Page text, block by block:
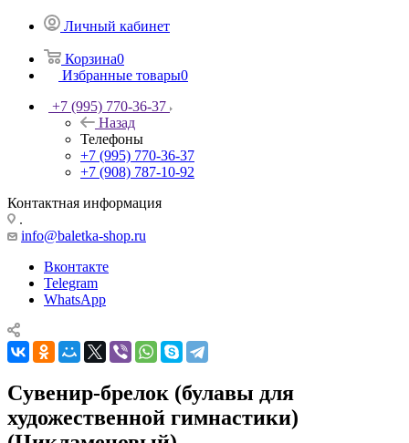
Личный кабинет
Корзина0
Избранные товары0
+7 (995) 770-36-37
Назад
Телефоны
+7 (995) 770-36-37
+7 (908) 787-10-92
Контактная информация
.
info@baletka-shop.ru
Вконтакте
Telegram
WhatsApp
Cувенир-брелок (булавы для
художественной гимнастики)